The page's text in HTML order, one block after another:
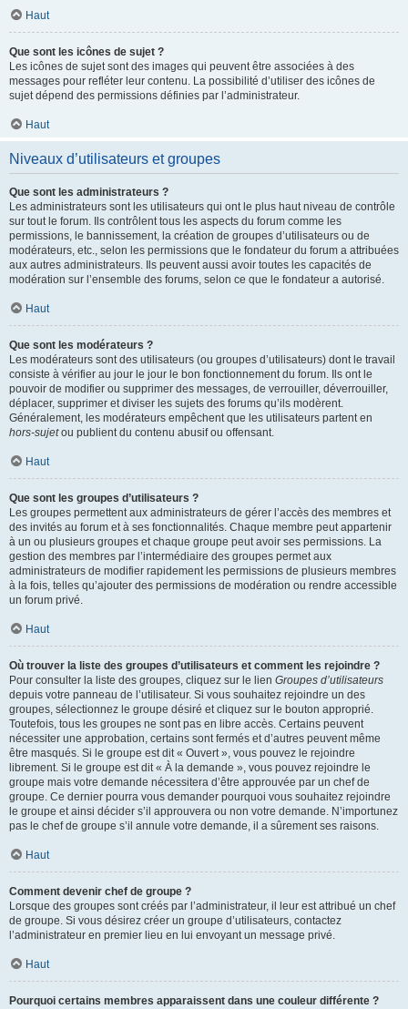
Haut
Que sont les icônes de sujet ?
Les icônes de sujet sont des images qui peuvent être associées à des
messages pour refléter leur contenu. La possibilité d’utiliser des icônes de
sujet dépend des permissions définies par l’administrateur.
Haut
Niveaux d’utilisateurs et groupes
Que sont les administrateurs ?
Les administrateurs sont les utilisateurs qui ont le plus haut niveau de contrôle
sur tout le forum. Ils contrôlent tous les aspects du forum comme les
permissions, le bannissement, la création de groupes d’utilisateurs ou de
modérateurs, etc., selon les permissions que le fondateur du forum a attribuées
aux autres administrateurs. Ils peuvent aussi avoir toutes les capacités de
modération sur l’ensemble des forums, selon ce que le fondateur a autorisé.
Haut
Que sont les modérateurs ?
Les modérateurs sont des utilisateurs (ou groupes d’utilisateurs) dont le travail
consiste à vérifier au jour le jour le bon fonctionnement du forum. Ils ont le
pouvoir de modifier ou supprimer des messages, de verrouiller, déverrouiller,
déplacer, supprimer et diviser les sujets des forums qu’ils modèrent.
Généralement, les modérateurs empêchent que les utilisateurs partent en
hors-sujetou publient du contenu abusif ou offensant.
Haut
Que sont les groupes d’utilisateurs ?
Les groupes permettent aux administrateurs de gérer l’accès des membres et
des invités au forum et à ses fonctionnalités. Chaque membre peut appartenir
à un ou plusieurs groupes et chaque groupe peut avoir ses permissions. La
gestion des membres par l’intermédiaire des groupes permet aux
administrateurs de modifier rapidement les permissions de plusieurs membres
à la fois, telles qu’ajouter des permissions de modération ou rendre accessible
un forum privé.
Haut
Où trouver la liste des groupes d’utilisateurs et comment les rejoindre ?
Pour consulter la liste des groupes, cliquez sur le lien Groupes d’utilisateurs
depuis votre panneau de l’utilisateur. Si vous souhaitez rejoindre un des
groupes, sélectionnez le groupe désiré et cliquez sur le bouton approprié.
Toutefois, tous les groupes ne sont pas en libre accès. Certains peuvent
nécessiter une approbation, certains sont fermés et d’autres peuvent même
être masqués. Si le groupe est dit « Ouvert », vous pouvez le rejoindre
librement. Si le groupe est dit « À la demande », vous pouvez rejoindre le
groupe mais votre demande nécessitera d’être approuvée par un chef de
groupe. Ce dernier pourra vous demander pourquoi vous souhaitez rejoindre
le groupe et ainsi décider s’il approuvera ou non votre demande. N’importunez
pas le chef de groupe s’il annule votre demande, il a sûrement ses raisons.
Haut
Comment devenir chef de groupe ?
Lorsque des groupes sont créés par l’administrateur, il leur est attribué un chef
de groupe. Si vous désirez créer un groupe d’utilisateurs, contactez
l’administrateur en premier lieu en lui envoyant un message privé.
Haut
Pourquoi certains membres apparaissent dans une couleur différente ?